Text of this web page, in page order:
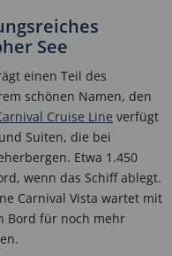
See
einen Teil des
schönen Namen, den
Cruise Line verfügt
Suiten, die bei
Etwa 1.450
wenn das Schiff ablegt.
Carnival Vista wartet mit
Bord für noch mehr